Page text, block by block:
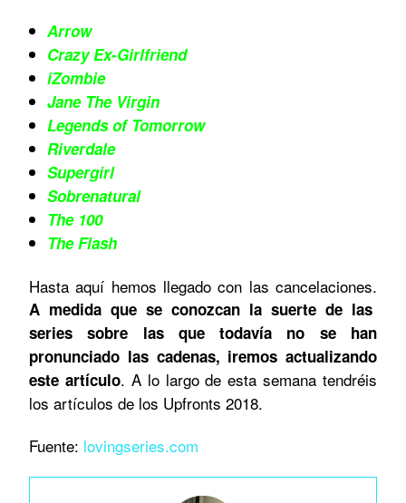
Arrow
Crazy Ex-Girlfriend
iZombie
Jane The Virgin
Legends of Tomorrow
Riverdale
Supergirl
Sobrenatural
The 100
The Flash
Hasta aquí hemos llegado con las cancelaciones.
A medida que se conozcan la suerte de las
series sobre las que todavía no se han
pronunciado las cadenas, iremos actualizando
este artículo. A lo largo de esta semana tendréis
los artículos de los Upfronts 2018.
Fuente: lovingseries.com